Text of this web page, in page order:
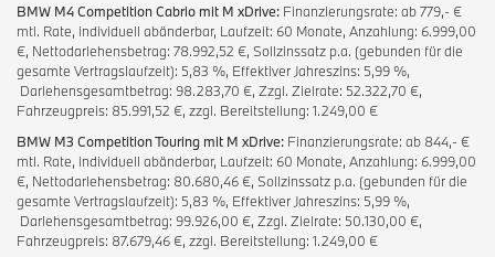
BMW M4 Competition Cabrio mit M xDrive: Finanzierungsrate: ab 779,- €
mtl. Rate, individuell abänderbar, Laufzeit: 60 Monate, Anzahlung: 6.999,00
€, Nettodarlehensbetrag: 78.992,52 €, Sollzinssatz p.a. (gebunden für die
gesamte Vertragslaufzeit): 5,83 %, Effektiver Jahreszins: 5,99 %,
Darlehensgesamtbetrag: 98.283,70 €, Zzgl. Zielrate: 52.322,70 €,
Fahrzeugpreis: 85.991,52 €, zzgl. Bereitstellung: 1.249,00 €
BMW M3 Competition Touring mit M xDrive: Finanzierungsrate: ab 844,- €
mtl. Rate, individuell abänderbar, Laufzeit: 60 Monate, Anzahlung: 6.999,00
€, Nettodarlehensbetrag: 80.680,46 €, Sollzinssatz p.a. (gebunden für die
gesamte Vertragslaufzeit): 5,83 %, Effektiver Jahreszins: 5,99 %,
Darlehensgesamtbetrag: 99.926,00 €, Zzgl. Zielrate: 50.130,00 €,
Fahrzeugpreis: 87.679,46 €, zzgl. Bereitstellung: 1.249,00 €